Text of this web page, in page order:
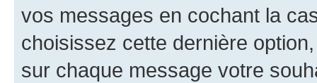
vos messages en cochant la
choisissez cette dernière
sur chaque message votre